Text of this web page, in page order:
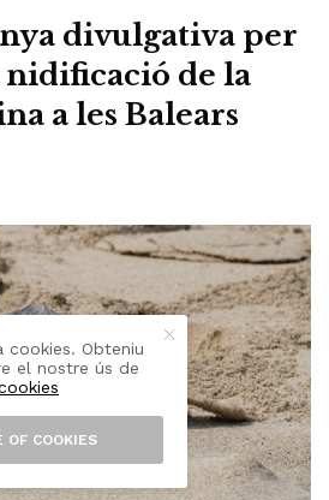
divulgativa per
de la
a les Balears
Obteniu
el nostre ús de
OF COOKIES